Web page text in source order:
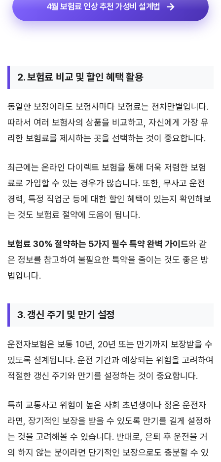
4월 보험료 인상 추천 가성비 설계법
2. 보험료 비교 및 할인 혜택 활용
동일한 보장이라도 보험사마다 보험료는 천차만별입니다.
따라서 여러 보험사의 상품을 비교하고, 자신에게 가장 유
리한 보험료를 제시하는 곳을 선택하는 것이 중요합니다.
최근에는 온라인 다이렉트 보험을 통해 더욱 저렴한 보험
료로 가입할 수 있는 경우가 많습니다. 또한, 무사고 운전
경력, 특정 직업군 등에 대한 할인 혜택이 있는지 확인해보
는 것도 보험료 절약에 도움이 됩니다.
보험료 30% 절약하는 5가지 필수 특약 완벽 가이드와 같
은 정보를 참고하여 불필요한 특약을 줄이는 것도 좋은 방
법입니다.
3. 갱신 주기 및 만기 설정
운전자보험은 보통 10년, 20년 또는 만기까지 보장받을 수
있도록 설계됩니다. 운전 기간과 예상되는 위험을 고려하여
적절한 갱신 주기와 만기를 설정하는 것이 중요합니다.
특히 교통사고 위험이 높은 사회 초년생이나 젊은 운전자
라면, 장기적인 보장을 받을 수 있도록 만기를 길게 설정하
는 것을 고려해볼 수 있습니다. 반대로, 은퇴 후 운전을 거
의 하지 않는 분이라면 단기적인 보장으로도 충분할 수 있